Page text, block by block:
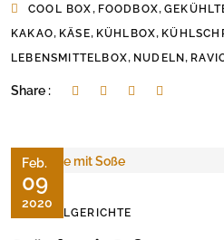
COOL BOX, FOODBOX,
KAKAO, KÄSE, KÜHLBOX,
LEBENSMITTELBOX, NUDELN,
Share :
Feb.
09
2020
NUDELGERICHTE